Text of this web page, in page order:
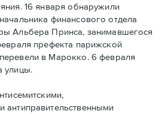
16 января обнаружили
финансового отдела
Альбера Принса, занимавшегося
префекта парижской
в Марокко. 6 февраля
улицы.
антиправительственными